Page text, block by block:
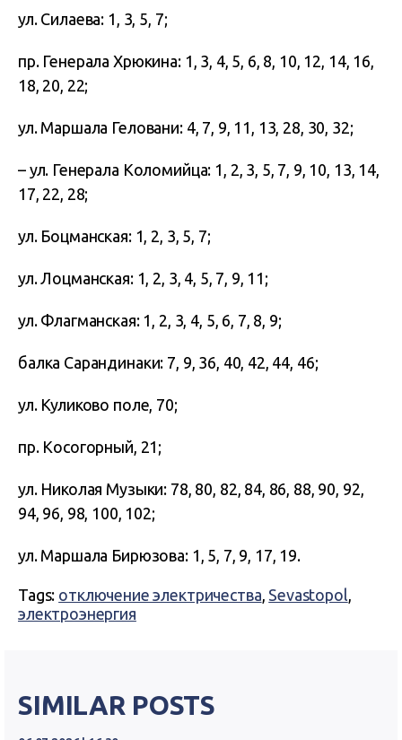
ул. Силаева: 1, 3, 5, 7;
пр. Генерала Хрюкина: 1, 3, 4, 5, 6, 8, 10, 12, 14, 16,
18, 20, 22;
ул. Маршала Геловани: 4, 7, 9, 11, 13, 28, 30, 32;
– ул. Генерала Коломийца: 1, 2, 3, 5, 7, 9, 10, 13, 14,
17, 22, 28;
ул. Боцманская: 1, 2, 3, 5, 7;
ул. Лоцманская: 1, 2, 3, 4, 5, 7, 9, 11;
ул. Флагманская: 1, 2, 3, 4, 5, 6, 7, 8, 9;
балка Сарандинаки: 7, 9, 36, 40, 42, 44, 46;
ул. Куликово поле, 70;
пр. Косогорный, 21;
ул. Николая Музыки: 78, 80, 82, 84, 86, 88, 90, 92,
94, 96, 98, 100, 102;
ул. Маршала Бирюзова: 1, 5, 7, 9, 17, 19.
Tags: отключение электричества, Sevastopol,
электроэнергия
SIMILAR POSTS